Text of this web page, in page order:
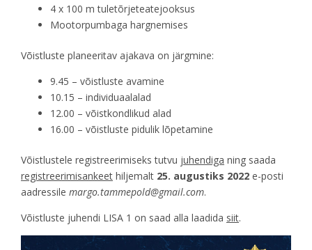
4 x 100 m tuletõrjeteatejooksus
Mootorpumbaga hargnemises
Võistluste planeeritav ajakava on järgmine:
9.45 – võistluste avamine
10.15 – individuaalalad
12.00 – võistkondlikud alad
16.00 – võistluste pidulik lõpetamine
Võistlustele registreerimiseks tutvu juhendiga ning saada
registreerimisankeet hiljemalt 25. augustiks 2022 e-posti
aadressile margo.tammepold@gmail.com.
Võistluste juhendi LISA 1 on saad alla laadida siit.